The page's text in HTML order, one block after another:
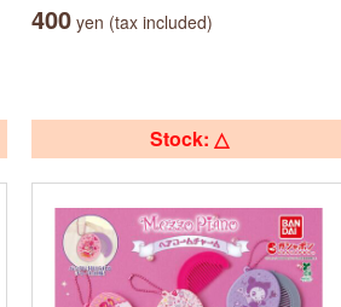
400 yen (tax included)
Stock: △